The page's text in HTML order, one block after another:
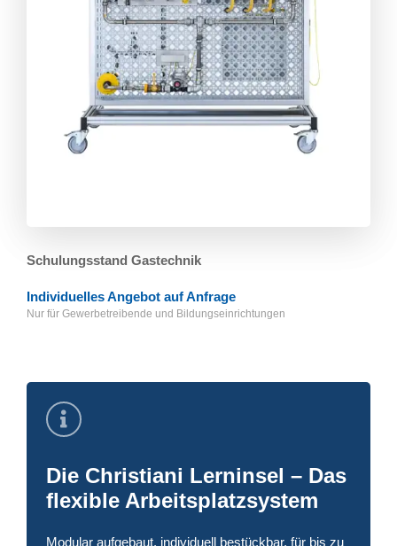
Schulungsstand Gastechnik
Individuelles Angebot auf Anfrage
Nur für Gewerbetreibende und Bildungs­einrichtungen
Die Christiani Lerninsel – Das
flexible Arbeitsplatzsystem
Modular aufgebaut, individuell bestückbar, für bis zu